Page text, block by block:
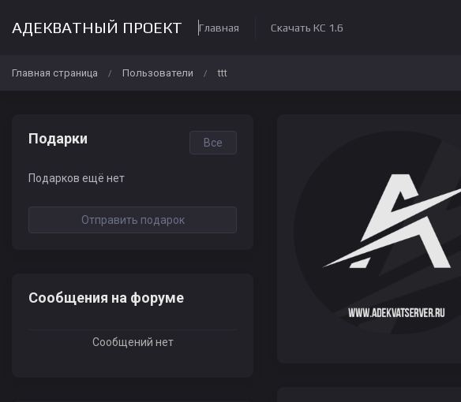
АДЕКВАТНЫЙ ПРОЕКТ Главная Скачать КС 1.6
Главная страница / Пользователи / ttt
Подарки Все
Подарков ещё нет
Отправить подарок
Сообщения на форуме
Сообщений нет